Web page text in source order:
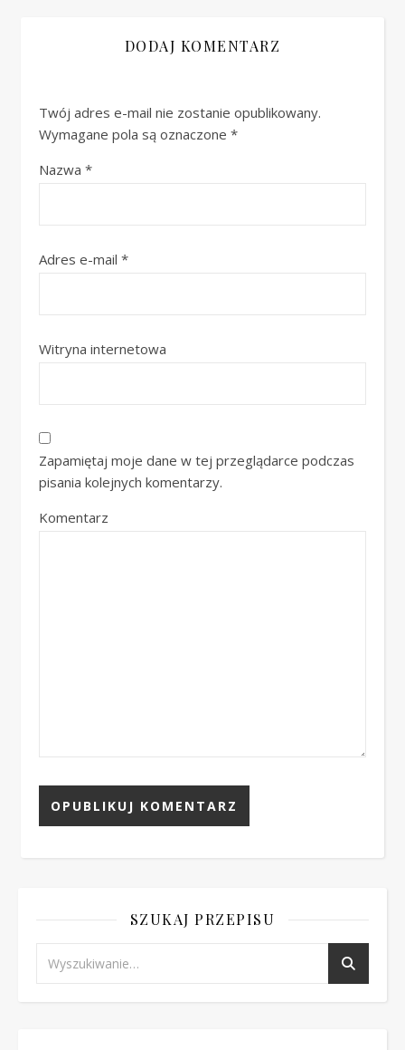
DODAJ KOMENTARZ
Twój adres e-mail nie zostanie opublikowany.
Wymagane pola są oznaczone *
Nazwa *
Adres e-mail *
Witryna internetowa
Zapamiętaj moje dane w tej przeglądarce podczas
pisania kolejnych komentarzy.
Komentarz
SZUKAJ PRZEPISU